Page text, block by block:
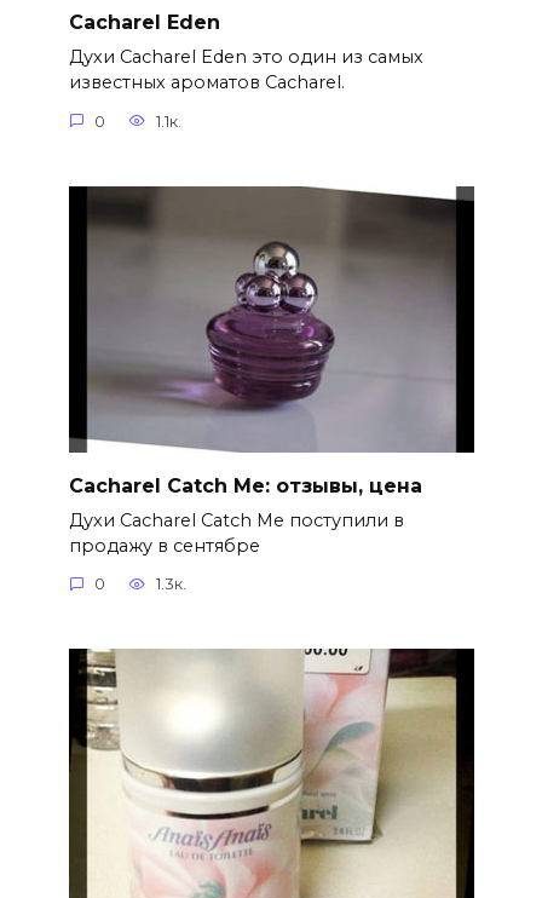
Cacharel Eden
Духи Cacharel Eden это один из самых
известных ароматов Cacharel.
0 1.1к.
Cacharel Catch Me: отзывы, цена
Духи Cacharel Catch Me поступили в
продажу в сентябре
0 1.3к.